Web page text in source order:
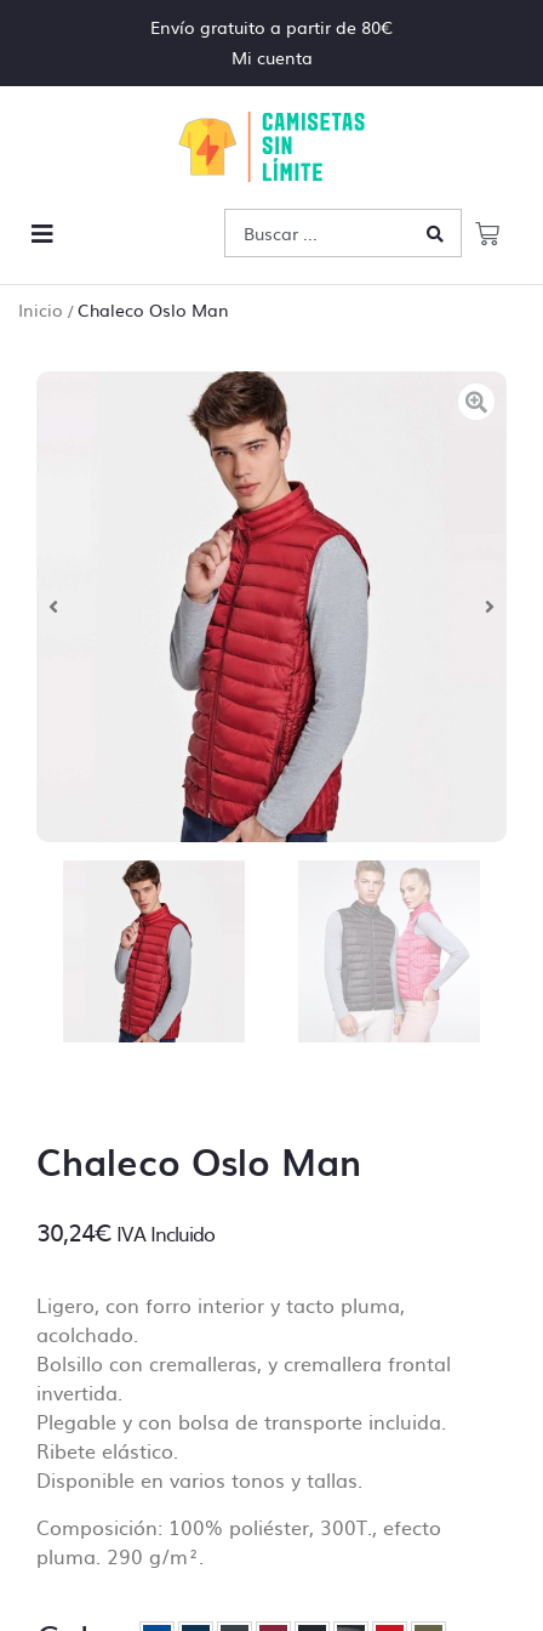
Envío gratuito a partir de 80€
Mi cuenta
Inicio /Chaleco Oslo Man
Chaleco Oslo Man
30,24€ IVA Incluido
Ligero, con forro interior y tacto pluma,
acolchado.
Bolsillo con cremalleras, y cremallera frontal
invertida.
Plegable y con bolsa de transporte incluida.
Ribete elástico.
Disponible en varios tonos y tallas.
Composición: 100% poliéster, 300T., efecto
pluma. 290 g/m².
Control de archivos
Al realizar tu pedido de personalización te
pediremos que subas los archivos
necesarios y estos serán revisados antes de
comenzar las tareas de impresión.
¿En que consiste la revisión básica?
Un diseñador revisará tus archivos
asegurandose de que todo está ok antes de
imprimir, ¡no queremos sorpresas!
– Control de resolución mínima (no inferior a
70 Dpi).
– Control de colores PANTONE, siempre y
contrario no se lleva a cabo ese control.
– Controlar que no falte ningún archivo y
que esté clara la ubicación de cada
impresión.
– Control de trazos para troquelado si lo
hubiera.
– Control de los márgenes de seguridad.
¿Qué no incluye el control de archivos?
– Control de capas, no se aceptarán